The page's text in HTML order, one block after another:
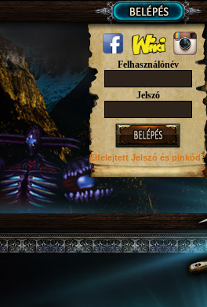
Felhasználónév
Jelszó
Elfelejtett Jelszó és pinkód?